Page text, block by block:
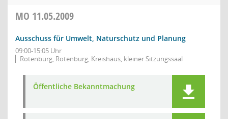
MO 11.05.2009
Ausschuss für Umwelt, Naturschutz und Planung
09:00-15:05 Uhr
Rotenburg, Rotenburg, Kreishaus, kleiner Sitzungssaal
Öffentliche Bekanntmachung